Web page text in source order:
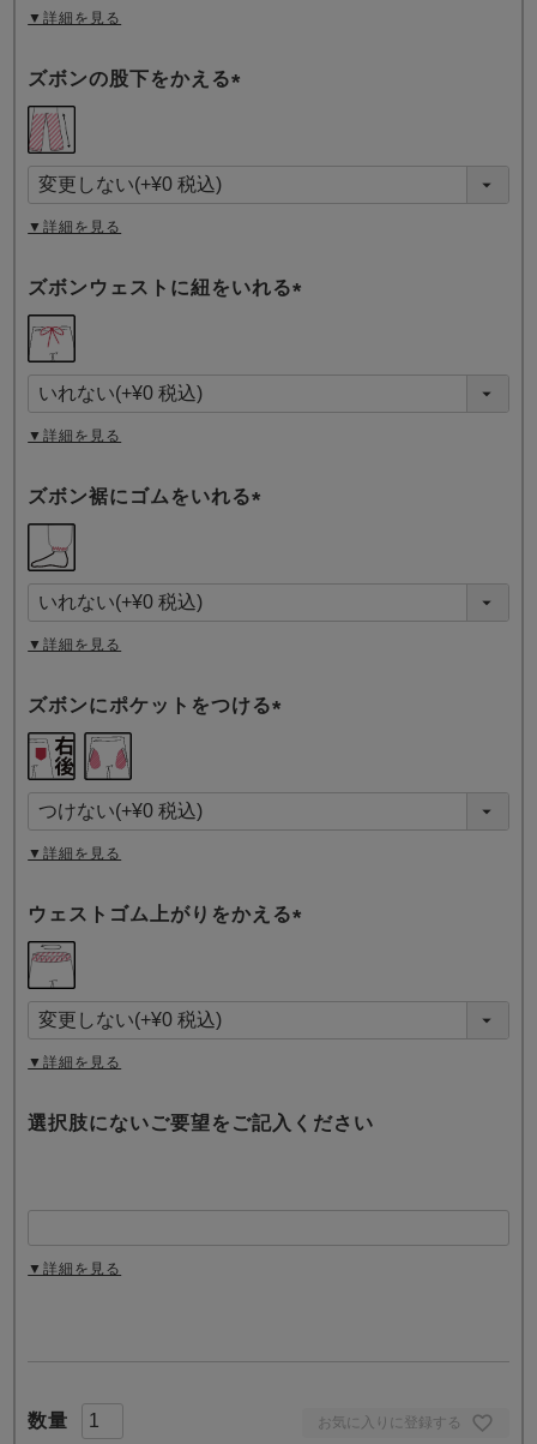
お気に入りに登録する
▼詳細を見る
ズボンの股下をかえる
須
)
▼詳細を見る
ズボンウェストに紐をいれる
須
)
▼詳細を見る
ズボン裾にゴムをいれる
須
)
▼詳細を見る
ズボンにポケットをつける
須
)
▼詳細を見る
ウェストゴム上がりをかえる
須
)
▼詳細を見る
選択肢にないご要望をご記入ください
▼詳細を見る